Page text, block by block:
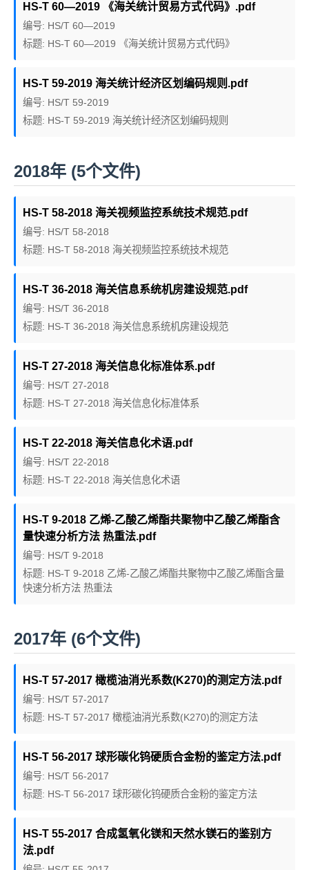
HS-T 60—2019 《海关统计贸易方式代码》.pdf
编号: HS/T 60—2019
标题: HS-T 60—2019 《海关统计贸易方式代码》
HS-T 59-2019 海关统计经济区划编码规则.pdf
编号: HS/T 59-2019
标题: HS-T 59-2019 海关统计经济区划编码规则
2018年 (5个文件)
HS-T 58-2018 海关视频监控系统技术规范.pdf
编号: HS/T 58-2018
标题: HS-T 58-2018 海关视频监控系统技术规范
HS-T 36-2018 海关信息系统机房建设规范.pdf
编号: HS/T 36-2018
标题: HS-T 36-2018 海关信息系统机房建设规范
HS-T 27-2018 海关信息化标准体系.pdf
编号: HS/T 27-2018
标题: HS-T 27-2018 海关信息化标准体系
HS-T 22-2018 海关信息化术语.pdf
编号: HS/T 22-2018
标题: HS-T 22-2018 海关信息化术语
HS-T 9-2018 乙烯-乙酸乙烯酯共聚物中乙酸乙烯酯含
量快速分析方法 热重法.pdf
编号: HS/T 9-2018
标题: HS-T 9-2018 乙烯-乙酸乙烯酯共聚物中乙酸乙烯酯含量
快速分析方法 热重法
2017年 (6个文件)
HS-T 57-2017 橄榄油消光系数(K270)的测定方法.pdf
编号: HS/T 57-2017
标题: HS-T 57-2017 橄榄油消光系数(K270)的测定方法
HS-T 56-2017 球形碳化钨硬质合金粉的鉴定方法.pdf
编号: HS/T 56-2017
标题: HS-T 56-2017 球形碳化钨硬质合金粉的鉴定方法
HS-T 55-2017 合成氢氧化镁和天然水镁石的鉴别方
法.pdf